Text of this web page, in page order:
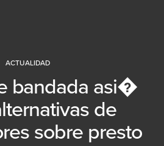
ACTUALIDAD
bandada asi�
de
sobre presto